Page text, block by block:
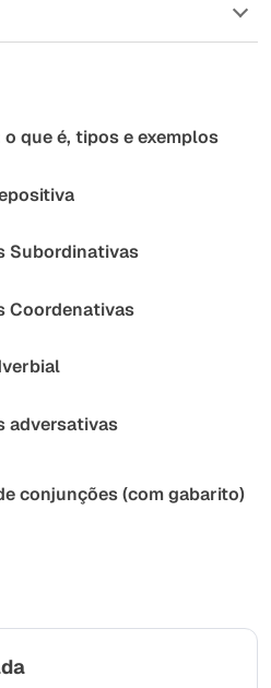
que é, tipos e exemplos
Subordinativas
Coordenativas
adversativas
conjunções (com gabarito)